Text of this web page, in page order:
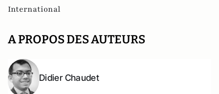
International
A PROPOS DES AUTEURS
Didier Chaudet